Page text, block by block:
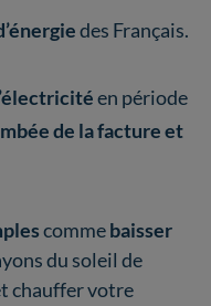
des Français.
en période
de la facture et
commebaisser
du soleil de
chauffer votre